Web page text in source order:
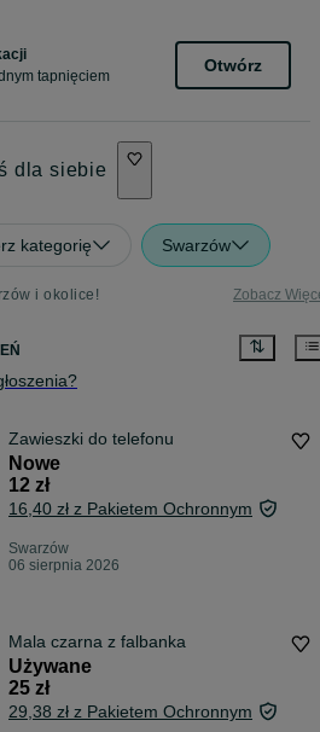
tapnięciem
Otwórz
dla siebie
kategorię Swarzów
i okolice! Zobacz
Zawieszki do telefonu
Nowe
12 zł
16,40 zł z Pakietem Ochronnym
Swarzów
06 sierpnia 2026
Mala czarna z falbanka
Używane
25 zł
29,38 zł z Pakietem Ochronnym